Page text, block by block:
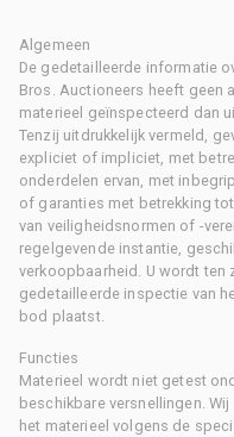
Algemeen
De gedetailleerde informatie
Bros. Auctioneers heeft geen
materieel geïnspecteerd dan
Tenzij uitdrukkelijk vermeld,
expliciet of impliciet, met
onderdelen ervan, met
of garanties met betrekking
van veiligheidsnormen of -
regelgevende instantie,
verkoopbaarheid. U wordt ten
gedetailleerde inspectie van
bod plaatst.
Functies
Materieel wordt niet getest
beschikbare versnellingen.
het materieel volgens de